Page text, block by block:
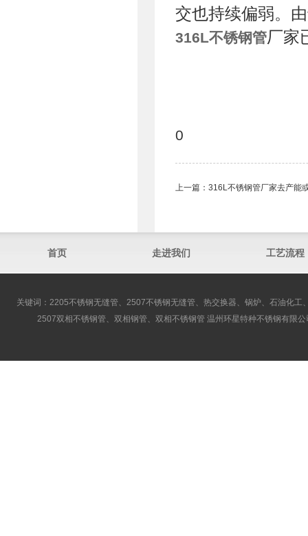
交也持续偏弱。
316L不锈钢管厂家
0
上一篇： 316L不锈钢管厂家去产
首页 走进我们 工艺流程
关键词：2205不锈钢无缝管、2507不锈钢无缝管、热交换器、锅炉、石油化
2507双相不锈钢管、双相钢管、双相不锈钢管 温州环星特种不锈钢有限